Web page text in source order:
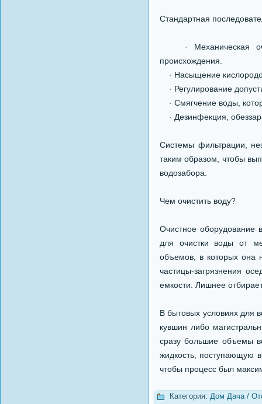
Стандартная
· Механическая
происхождения.
· Насыщение
· Регулирование
· Смягчение воды,
· Дезинфекция,
Системы фильтрации,
таким образом, чтобы
водозабора.
Чем очистить воду?
Очистное оборудование
для очистки воды от
объемов, в которых она
частицы-загрязнения
емкости. Лишнее
В бытовых условиях для
кувшин либо
сразу большие объемы
жидкость, поступающую
чтобы процесс был
Категория: Дом Дача/